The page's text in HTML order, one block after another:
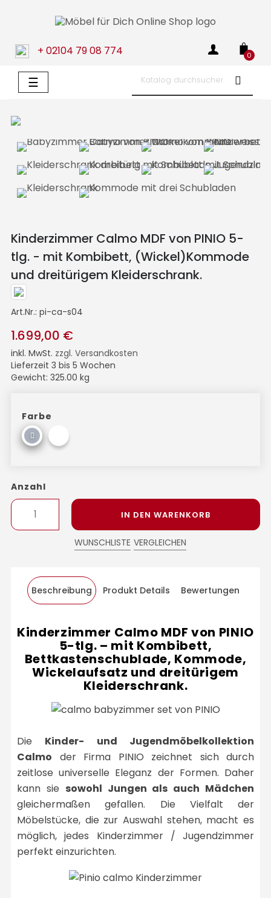
+ 02104 79 08 774 0
Umschalten
der
☰
Kinderzimmer Calmo MDF von PINIO 5-
tlg. - mit Kombibett, (Wickel)Kommode
und dreitürigem Kleiderschrank.
Art.Nr.: pi-ca-s04
1.699,00 €
inkl. MwSt. zzgl. Versandkosten
Lieferzeit 3 bis 5 Wochen
Gewicht: 325.00 kg
Farbe
Anzahl
IN DEN WARENKORB
WUNSCHLISTE VERGLEICHEN
Beschreibung Produkt Details Bewertungen
Kinderzimmer Calmo MDF von PINIO
5-tlg. – mit Kombibett,
Bettkastenschublade, Kommode,
Wickelaufsatz und dreitürigem
Kleiderschrank.
Die Kinder- und Jugendmöbelkollektion
Calmo der Firma PINIO zeichnet sich durch
zeitlose universelle Eleganz der Formen. Daher
kann sie sowohl Jungen als auch Mädchen
gleichermaßen gefallen. Die Vielfalt der
Möbelstücke, die zur Auswahl stehen, macht es
möglich, jedes Kinderzimmer / Jugendzimmer
perfekt einzurichten.